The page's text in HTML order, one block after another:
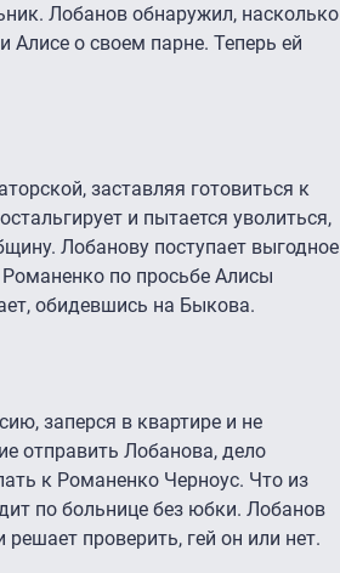
Лобанов обнаружил, насколько
Алисе о своем парне. Теперь ей
заставляя готовиться к
и пытается уволиться,
Лобанову поступает выгодное
по просьбе Алисы
обидевшись на Быкова.
заперся в квартире и не
отправить Лобанова, дело
к Романенко Черноус. Что из
по больнице без юбки. Лобанов
проверить, гей он или нет.